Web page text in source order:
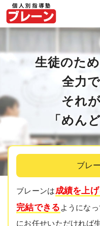
生徒のた
全力
それ
「めん
ブレ
ブレーンは成績を上
完結できる ようにな
にお任せいただければ